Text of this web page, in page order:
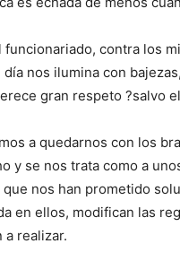
contra los
nos ilumina con
gran respeto ?salvo
a quedarnos con los
y se nos trata como a
nos han prometido
en ellos, modifican las
a realizar.